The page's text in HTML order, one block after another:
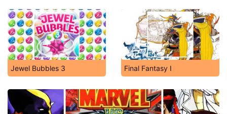
Jewel Bubbles 3 Final Fantasy I